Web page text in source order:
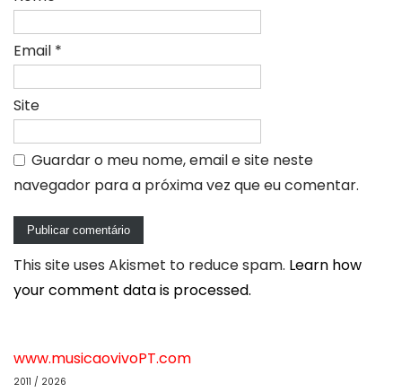
Email *
Site
Guardar o meu nome, email e site neste
navegador para a próxima vez que eu comentar.
This site uses Akismet to reduce spam. Learn how
your comment data is processed.
www.musicaovivoPT.com
2011 / 2026